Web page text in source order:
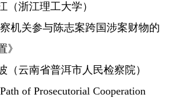
浙江理工大学）
关参与陈志案跨国涉案财物的
》
云南省普洱市人民检察院）
of Prosecutorial Cooperation